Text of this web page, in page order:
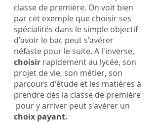
classe de première. On voit bien
par cet exemple que choisir ses
spécialités dans le simple objectif
d'avoir le bac peut s'avérer
néfaste pour le suite. A l'inverse,
choisir rapidement au lycée, son
projet de vie, son métier, son
parcours d'étude et les matières à
prendre dès la classe de première
pour y arriver peut s'avérer un
choix payant.